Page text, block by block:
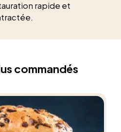
rapide et
commandés